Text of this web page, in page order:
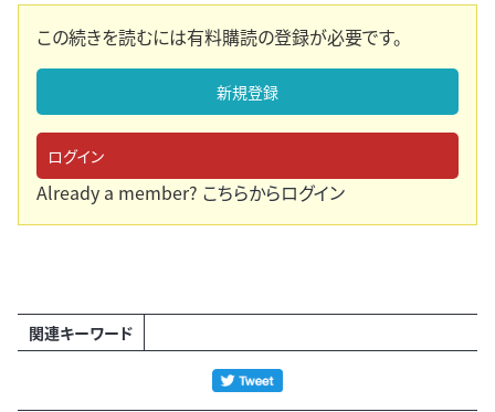
この続きを読むには有料購読の登録が必要です。
新規登録
ログイン
Already a member? こちらからログイン
関連キーワード